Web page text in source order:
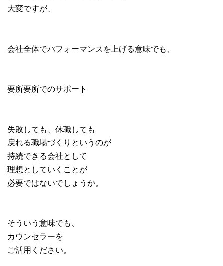
大変ですが、
会社全体でパフォーマンスを上げる意味でも、
要所要所でのサポート
失敗しても、休職しても
戻れる職場づくりというのが
持続できる会社として
理想としていくことが
必要ではないでしょうか。
そういう意味でも、
カウンセラーを
ご活用ください。